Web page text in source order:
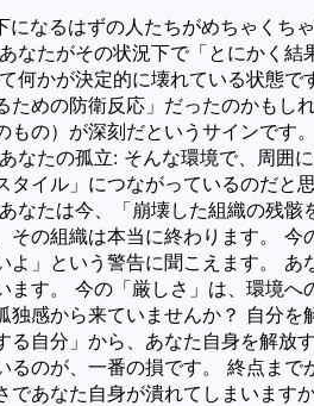
なるはずの人たちがめちゃくち
なたがその状況下で「とにかく
何かが決定的に壊れている状態
めの防衛反応」だったのかも
の）が深刻だというサインで
なたの孤立: そんな環境で、周囲
イル」につながっているのだ
なたは今、「崩壊した組織の残
の組織は本当に終わります。
」という警告に聞こえます。
す。 今の「厳しさ」は、環境
感から来ていませんか？ 自分
自分」から、あなた自身を解
るのが、一番の損です。 終点ま
あなた自身が潰れてしまいます